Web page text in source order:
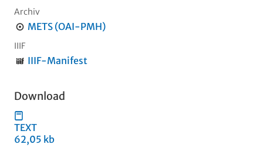
Archiv
METS (OAI-PMH)
IIIF
IIIF-Manifest
Download
TEXT
62,05 kb